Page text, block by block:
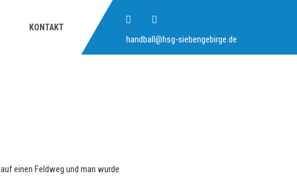
handball@hsg-siebengebirge.de
KONTAKT
einen Feldweg und man wurde